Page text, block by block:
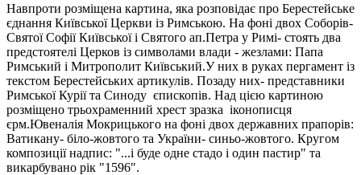
Навпроти розміщена картина, яка розповідає про Берестейське
єднання Київської Церкви із Римською. На фоні двох Соборів-
Святої Софії Київської і Святого ап.Петра у Римі- стоять два
предстоятелі Церков із символами влади - жезлами: Папа
Римський і Митрополит Київський.У них в руках пергамент із
текстом Берестейських артикулів. Позаду них- представники
Римської Курії та Синоду єпископів. Над цією картиною
розміщено трьохраменний хрест зразка іконописця
єрм.Ювеналія Мокрицького на фоні двох державних прапорів:
Ватикану- біло-жовтого та України- синьо-жовтого. Кругом
композиції надпис: "...і буде одне стадо і один пастир" та
викарбувано рік "1596".